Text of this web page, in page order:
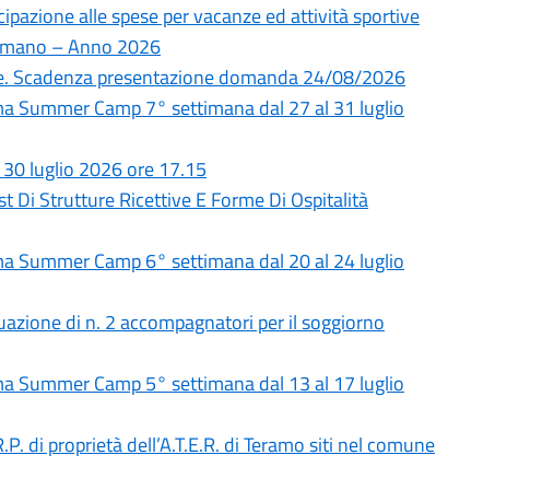
alle spese per vacanze ed attività sportive
– Anno 2026
Scadenza presentazione domanda 24/08/2026
Summer Camp 7° settimana dal 27 al 31 luglio
luglio 2026 ore 17.15
Di Strutture Ricettive E Forme Di Ospitalità
Summer Camp 6° settimana dal 20 al 24 luglio
di n. 2 accompagnatori per il soggiorno
Summer Camp 5° settimana dal 13 al 17 luglio
di proprietà dell’A.T.E.R. di Teramo siti nel comune